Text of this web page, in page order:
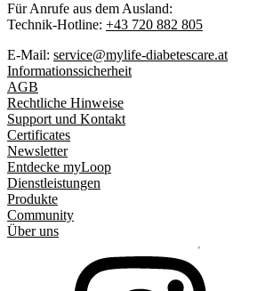
Für Anrufe aus dem Ausland:
Technik-Hotline: +43 720 882 805
E-Mail: service@mylife-diabetescare.at
Informationssicherheit
AGB
Rechtliche Hinweise
Support und Kontakt
Certificates
Newsletter
Entdecke myLoop
Dienstleistungen
Produkte
Community
Über uns